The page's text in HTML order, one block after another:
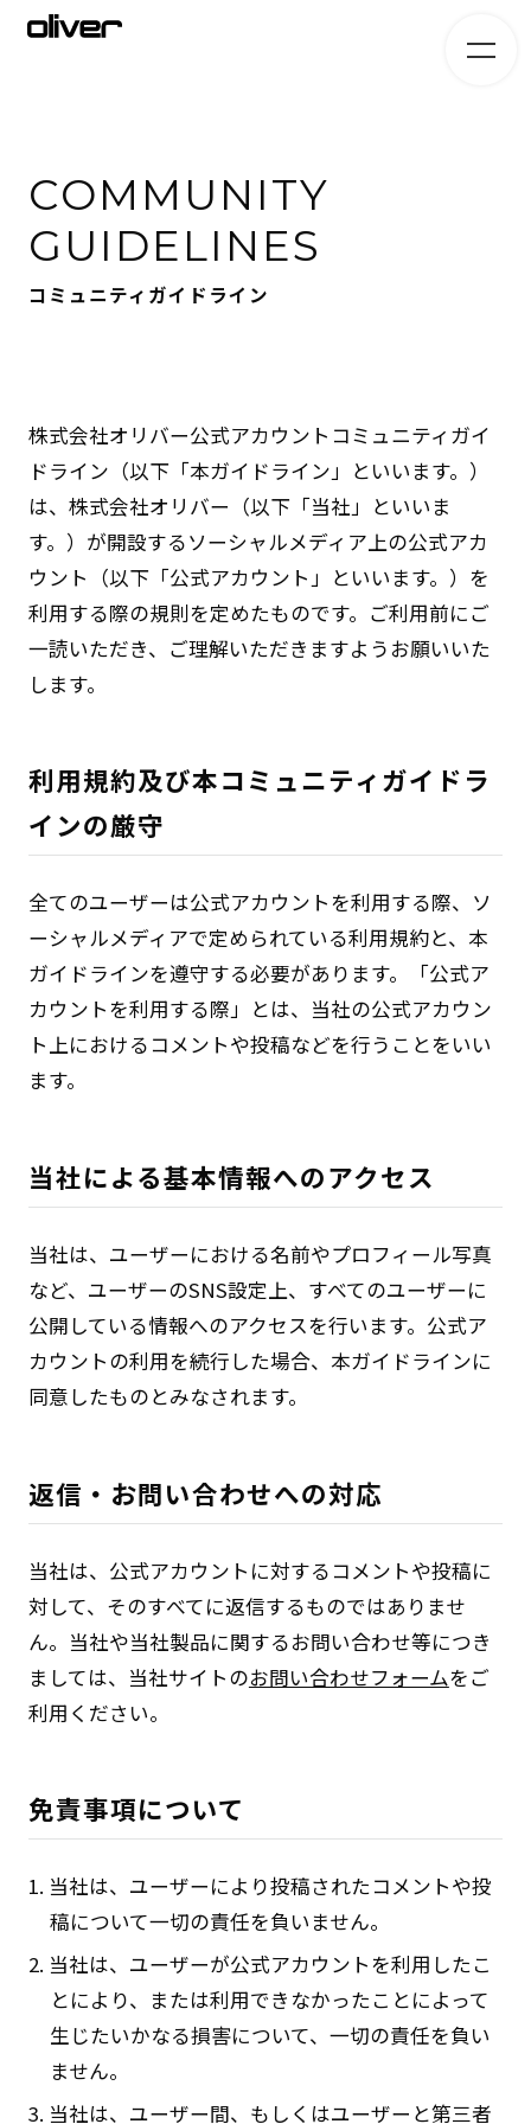
COMMUNITY
GUIDELINES
コミュニティガイドライン
株式会社オリバー公式アカウントコミュニティガイ
ドライン（以下「本ガイドライン」といいます。）
は、株式会社オリバー（以下「当社」といいま
す。）が開設するソーシャルメディア上の公式アカ
ウント（以下「公式アカウント」といいます。）を
利用する際の規則を定めたものです。ご利用前にご
一読いただき、ご理解いただきますようお願いいた
します。
利用規約及び本コミュニティガイドラ
インの厳守
全てのユーザーは公式アカウントを利用する際、ソ
ーシャルメディアで定められている利用規約と、本
ガイドラインを遵守する必要があります。「公式ア
カウントを利用する際」とは、当社の公式アカウン
ト上におけるコメントや投稿などを行うことをいい
ます。
当社による基本情報へのアクセス
当社は、ユーザーにおける名前やプロフィール写真
など、ユーザーのSNS設定上、すべてのユーザーに
公開している情報へのアクセスを行います。公式ア
カウントの利用を続行した場合、本ガイドラインに
同意したものとみなされます。
返信・お問い合わせへの対応
当社は、公式アカウントに対するコメントや投稿に
対して、そのすべてに返信するものではありませ
ん。当社や当社製品に関するお問い合わせ等につき
ましては、当社サイトのお問い合わせフォームをご
利用ください。
免責事項について
1. 当社は、ユーザーにより投稿されたコメントや投
稿について一切の責任を負いません。
2. 当社は、ユーザーが公式アカウントを利用したこ
とにより、または利用できなかったことによって
生じたいかなる損害について、一切の責任を負い
ません。
3. 当社は、ユーザー間、もしくはユーザーと第三者